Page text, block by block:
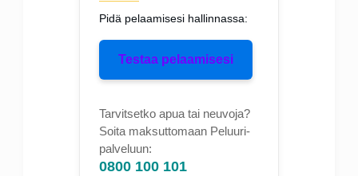
Pidä pelaamisesi hallinnassa:
Testaa pelaamisesi
Tarvitsetko apua tai neuvoja?
Soita maksuttomaan Peluuri-
palveluun:
0800 100 101